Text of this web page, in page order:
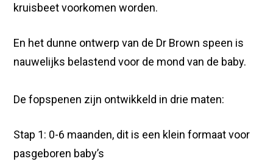
kruisbeet voorkomen worden.
En het dunne ontwerp van de Dr Brown speen is
nauwelijks belastend voor de mond van de baby.
De fopspenen zijn ontwikkeld in drie maten:
Stap 1: 0-6 maanden, dit is een klein formaat voor
pasgeboren baby’s